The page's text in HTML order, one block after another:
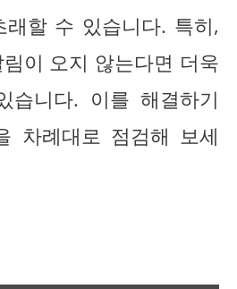
할 수 있습니다. 특히,
이 오지 않는다면 더욱
습니다. 이를 해결하기
차례대로 점검해 보세